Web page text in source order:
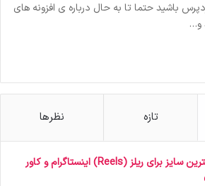
باشید حتما تا به حال درباره ی افزونه های
و…
تازه نظرها
بهترین سایز برای ریلز (Reels) اینستاگرام و کاور